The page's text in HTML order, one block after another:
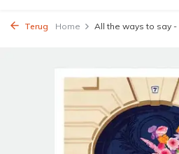
Terug Home All the ways to say -